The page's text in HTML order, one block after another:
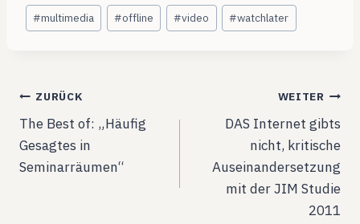
#multimedia #offline #video #watchlater
Beitragsnavigation
ZURÜCK
The Best of: „Häufig
Gesagtes in
Seminarräumen“
WEITER
DAS Internet gibts
nicht, kritische
Auseinandersetzung
mit der JIM Studie
2011